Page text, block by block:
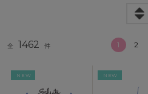
全 1462 件 1 2
NEW NEW